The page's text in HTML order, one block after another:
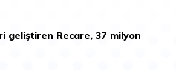
geliştiren Recare, 37 milyon